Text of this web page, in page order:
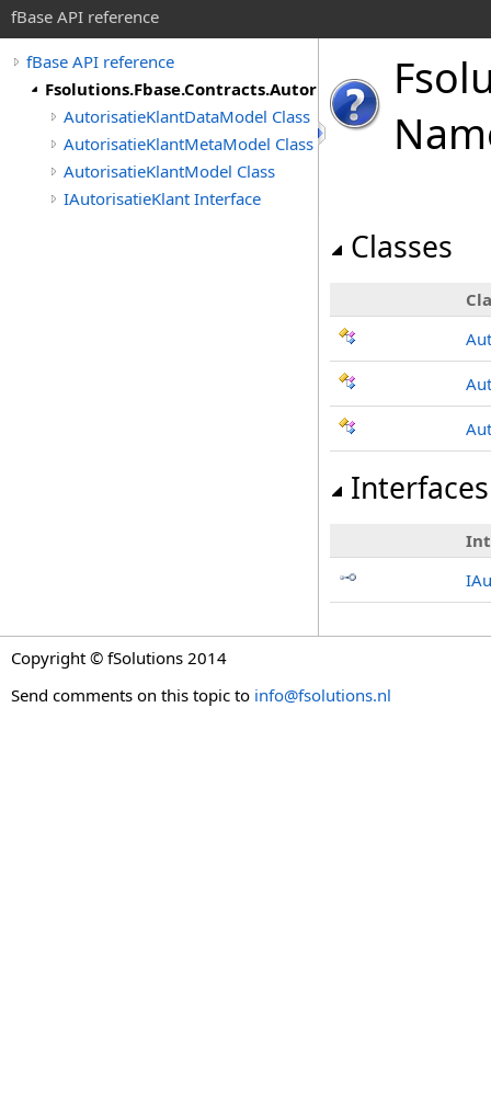
fBase API reference
fBase API reference
Fsolutions.Fbase.Contracts.AutorisatieKlant
AutorisatieKlantDataModel Class
AutorisatieKlantMetaModel Class
AutorisatieKlantModel Class
IAutorisatieKlant Interface
Classes
Interfaces
Copyright © fSolutions 2014
Send comments on this topic to info@fsolutions.nl